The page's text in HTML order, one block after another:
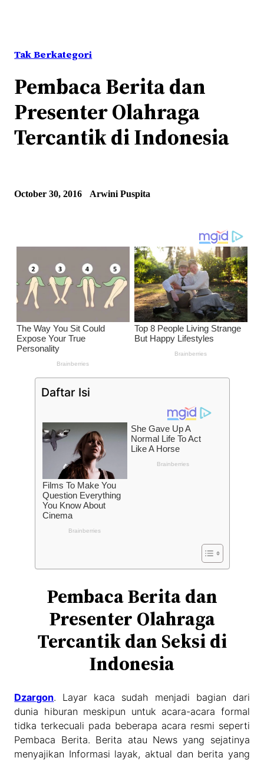
Tak Berkategori
Pembaca Berita dan
Presenter Olahraga
Tercantik di Indonesia
October 30, 2016 Arwini Puspita
Daftar Isi
Pembaca Berita dan
Presenter Olahraga
Tercantik dan Seksi di
Indonesia
Dzargon. Layar kaca sudah menjadi bagian dari
dunia hiburan meskipun untuk acara-acara formal
tidka terkecuali pada beberapa acara resmi seperti
Pembaca Berita. Berita atau News yang sejatinya
menyajikan Informasi layak, aktual dan berita yang